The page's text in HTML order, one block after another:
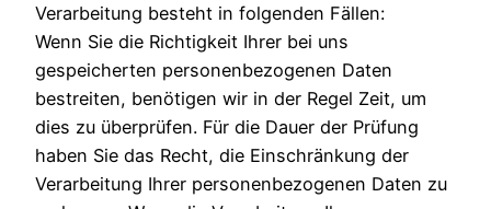
Verarbeitung besteht in folgenden Fällen:
Wenn Sie die Richtigkeit Ihrer bei uns
gespeicherten personenbezogenen Daten
bestreiten, benötigen wir in der Regel Zeit, um
dies zu überprüfen. Für die Dauer der Prüfung
haben Sie das Recht, die Einschränkung der
Verarbeitung Ihrer personenbezogenen Daten zu